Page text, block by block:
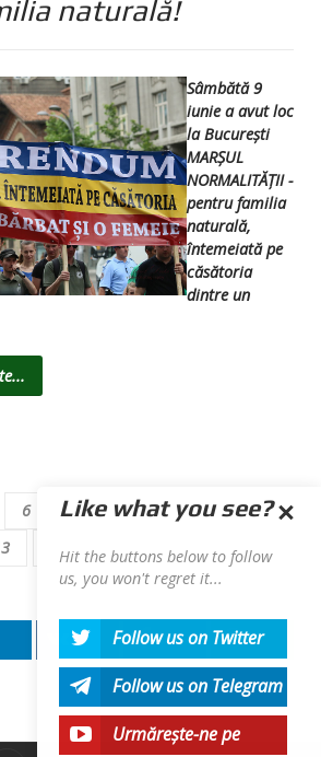
naturală!
Sâmbătă 9
iunie a avut loc
la București
MARȘUL
NORMALITĂȚII -
pentru familia
naturală,
întemeiată pe
căsătoria
dintre un
6 7 8 9
10
14 15
Mai departe
Share Share Share
Like what you see?
Hit the buttons below to follow
us, you won't regret it...
Follow us on Twitter
Follow us on Telegram
Urmărește-ne pe